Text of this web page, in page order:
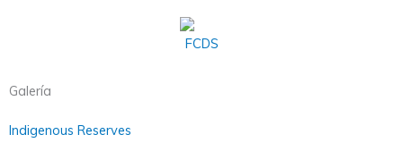
Galería
Indigenous Reserves